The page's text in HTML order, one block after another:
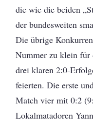
die wie die beiden
der bundesweiten
Die übrige
Nummer zu klein für
drei klaren 2:0-
feierten. Die erste
Match vier mit 0:2
Lokalmatadoren